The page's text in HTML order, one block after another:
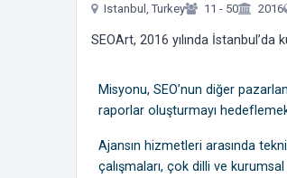
Istanbul, Turkey 11 - 50 2016
SEOArt, 2016 yılında
Misyonu, SEO’nun diğer
raporlar oluşturmayı
Ajansın hizmetleri arasında
çalışmaları, çok dilli ve